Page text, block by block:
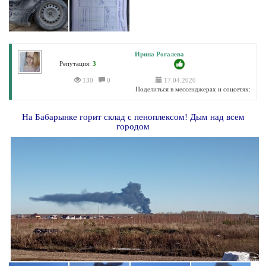
Ирина Рогалева
Репутация:3
130 0
17.04.2020
Поделиться в мессенджерах и соцсетях:
На Бабарынке горит склад с пеноплексом! Дым над всем
городом